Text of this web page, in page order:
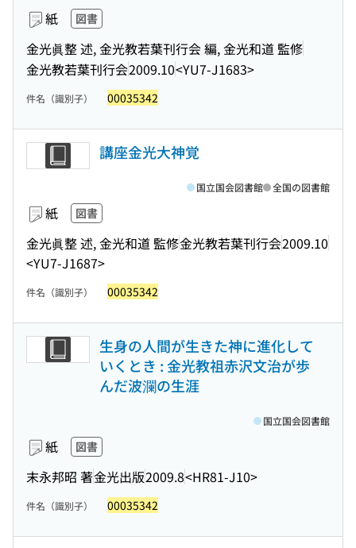
紙 図書
金光眞整 述, 金光教若葉刊行会 編, 金光和道 監修
金光教若葉刊行会2009.10<YU7-J1683>
件名（識別子） 00035342
講座金光大神覚
紙 図書
金光眞整 述, 金光和道 監修金光教若葉刊行会2009.10
<YU7-J1687>
国立国会図書館 全国の図書館
件名（識別子） 00035342
生身の人間が生きた神に進化して
いくとき : 金光教祖赤沢文治が歩
んだ波瀾の生涯
紙 図書
末永邦昭 著金光出版2009.8<HR81-J10>
国立国会図書館
件名（識別子） 00035342